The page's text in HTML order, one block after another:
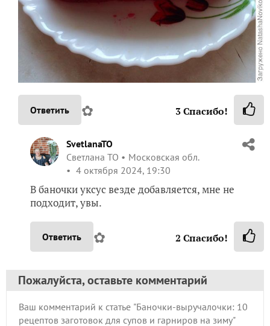
Ответить ✿ 3Спасибо!
SvetlanaTO
Светлана ТО
Московская обл.
4 октября 2024, 19:30
В баночки уксус везде добавляется, мне не
подходит, увы.
Ответить ✿ 2 Спасибо!
Пожалуйста, оставьте комментарий